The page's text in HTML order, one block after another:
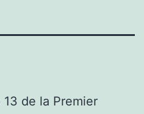
de la Premier